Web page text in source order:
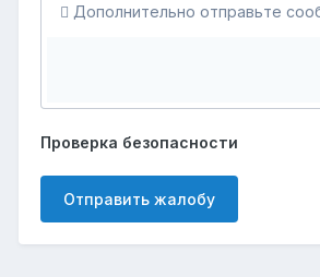
Дополнительно отправьте
Проверка безопасности
Отправить жалобу